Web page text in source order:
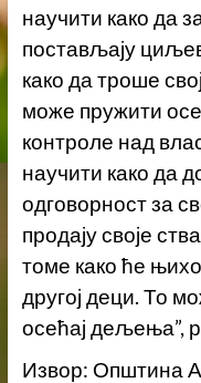
научити како да
постављају
како да троше
може пружити
контроле над
научити како да
одговорност за
продају своје
томе како ће
другој деци. То
осећај дељења”,
Извор: Општина